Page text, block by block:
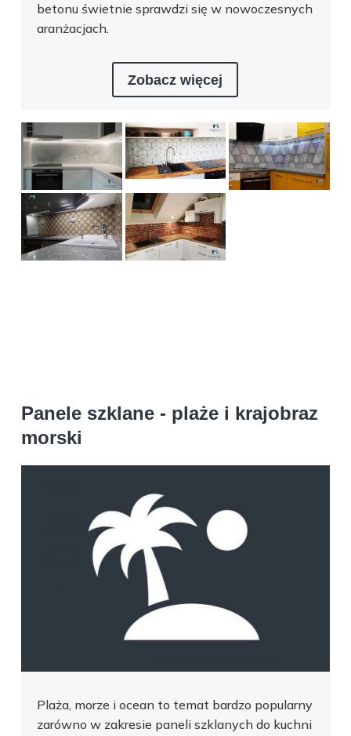
betonu świetnie sprawdzi się w nowoczesnych
aranżacjach.
Zobacz więcej
Panele szklane - plaże i krajobraz
morski
Plaża, morze i ocean to temat bardzo popularny
zarówno w zakresie paneli szklanych do kuchni